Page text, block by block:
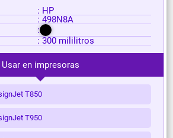
: HP
: 498N8A
:
: 300 mililitros
Usar en impresoras
T850
T950